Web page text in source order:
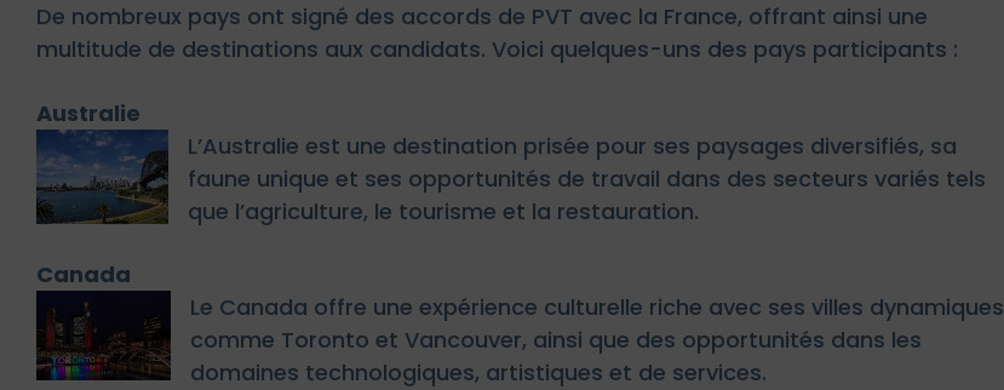
De nombreux pays ont signé des accords de PVT avec la France, offrant ainsi une
multitude de destinations aux candidats. Voici quelques-uns des pays participants :
Australie
L’Australie est une destination prisée pour ses paysages diversifiés, sa
faune unique et ses opportunités de travail dans des secteurs variés tels
que l’agriculture, le tourisme et la restauration.
Canada
Le Canada offre une expérience culturelle riche avec ses villes dynamiques
comme Toronto et Vancouver, ainsi que des opportunités dans les
domaines technologiques, artistiques et de services.